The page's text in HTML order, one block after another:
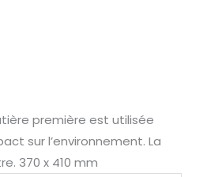
première est utilisée
sur l’environnement. La
370 x 410 mm